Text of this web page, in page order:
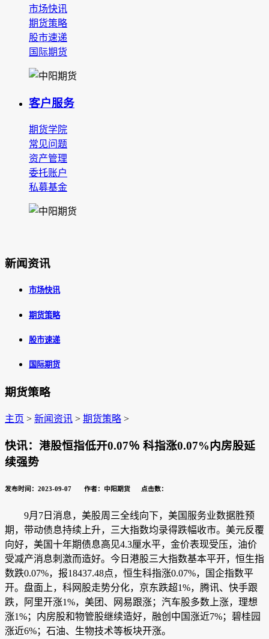
市场快讯
期货策略
股市速递
国际期货
客户服务
期货学院
常见问题
资产管理
委托账户
私募基金
新闻资讯
市场快讯
期货策略
股市速递
国际期货
期货策略
主页 > 新闻资讯 > 期货策略 >
快讯：港股恒指低开0.07％ 科指涨0.07%内房股延
续强势
发布时间：2023-09-07 作者：中阳期货 点击数：
9月7日消息，美股周三全线向下，美国服务业数据胜预
期，带动债息持续上升，三大指数均录得跌幅收市。美元反覆
向好，美国十年期债息高见4.3厘水平，金价表现受压，油价
受减产消息刺激而造好。今日港股三大指数基本平开， 恒生指
数跌0.07%，报18437.48点，恒生科指涨0.07%，国企指数平
开。盘面上，科网股走势分化，京东跌超1%，腾讯、快手跟
跌，阿里开涨1%，美团、网易跟涨；汽车股多数上涨，理想
涨1%；内房股和物管股继续造好， 融创中国涨近7%； 碧桂园
涨近6%；石油、生物技术等板块开涨。